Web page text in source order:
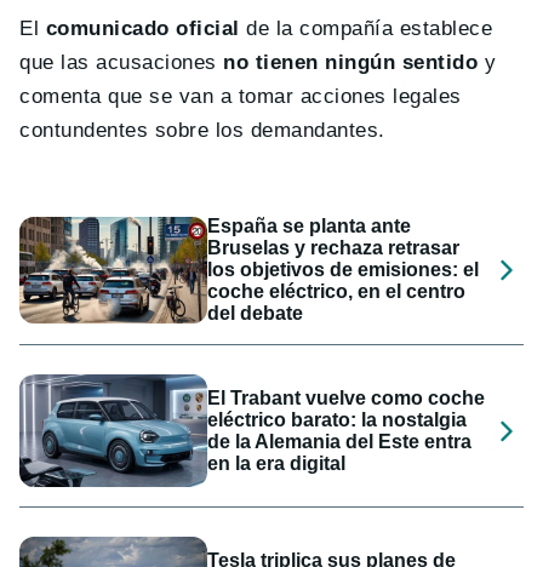
El comunicado oficial de la compañía establece
que las acusaciones no tienen ningún sentido y
comenta que se van a tomar acciones legales
contundentes sobre los demandantes.
España se planta ante
Bruselas y rechaza retrasar
los objetivos de emisiones: el
coche eléctrico, en el centro
del debate
El Trabant vuelve como coche
eléctrico barato: la nostalgia
de la Alemania del Este entra
en la era digital
Tesla triplica sus planes de